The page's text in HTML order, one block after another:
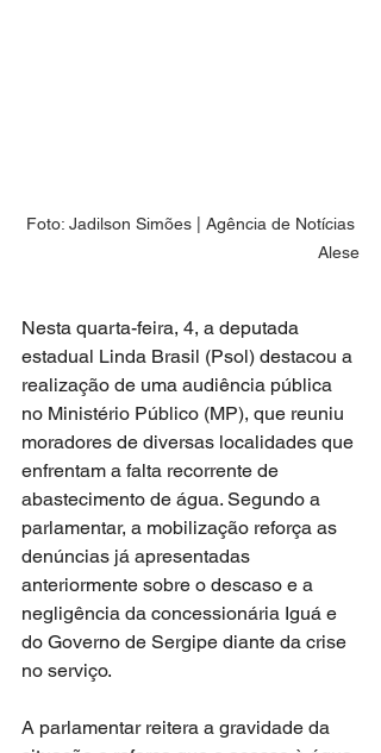
Foto: Jadilson Simões | Agência de Notícias
Alese
Nesta quarta-feira, 4, a deputada
estadual Linda Brasil (Psol) destacou a
realização de uma audiência pública
no Ministério Público (MP), que reuniu
moradores de diversas localidades que
enfrentam a falta recorrente de
abastecimento de água. Segundo a
parlamentar, a mobilização reforça as
denúncias já apresentadas
anteriormente sobre o descaso e a
negligência da concessionária Iguá e
do Governo de Sergipe diante da crise
no serviço.
A parlamentar reitera a gravidade da